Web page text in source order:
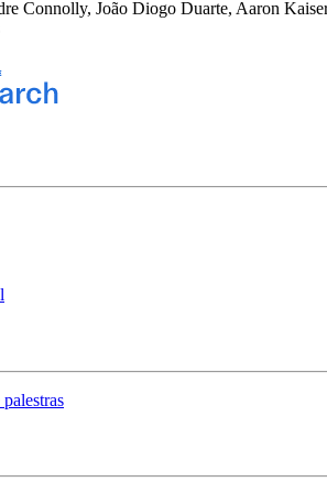
Connolly, João Diogo Duarte, Aaron Kaiser